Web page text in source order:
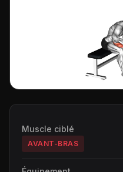
Muscle ciblé
AVANT-BRAS